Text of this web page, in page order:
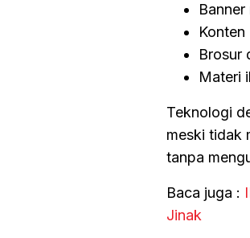
Konten
Brosur
Materi
Teknologi
meski tidak
tanpa
Baca juga :
Jinak